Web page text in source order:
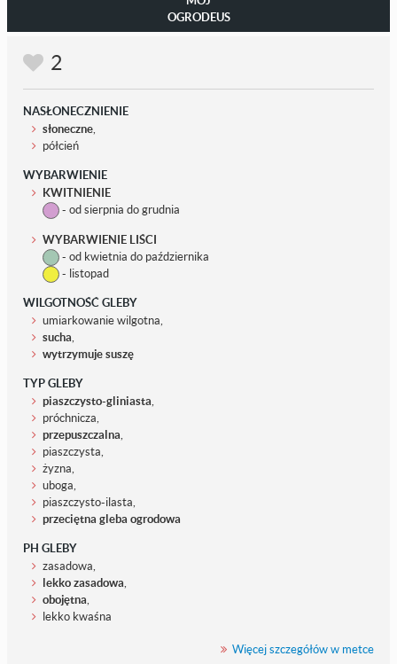
OGRODEUS
2
NASŁONECZNIENIE
słoneczne
półcień
WYBARWIENIE
KWITNIENIE
- od sierpnia do grudnia
WYBARWIENIE LIŚCI
- od kwietnia do października
- listopad
WILGOTNOŚĆ GLEBY
umiarkowanie wilgotna,
sucha
wytrzymuje suszę
TYP GLEBY
piaszczysto-gliniasta
próchnicza,
przepuszczalna
piaszczysta,
żyzna,
uboga,
piaszczysto-ilasta,
przeciętna gleba ogrodowa
PH GLEBY
zasadowa,
lekko zasadowa
obojętna
lekko kwaśna
Więcej szczegółów w metce